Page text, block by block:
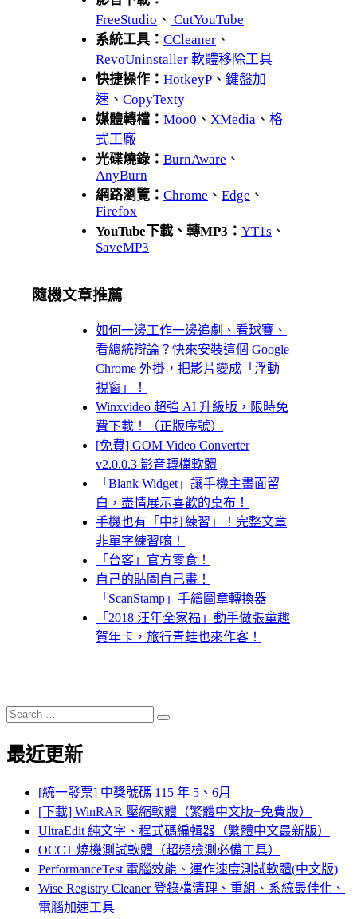
FreeStudio 、 CutYouTube
系統工具： CCleaner 、
RevoUninstaller 軟體移除工具
快捷操作： HotkeyP 、 鍵盤加
速 、 CopyTexty
媒體轉檔： Moo0 、 XMedia 、 格
式工廠
光碟燒錄： BurnAware 、
AnyBurn
網路瀏覽： Chrome 、 Edge 、
Firefox
YouTube下載、轉MP3： YT1s 、
SaveMP3
隨機文章推薦
如何一邊工作一邊追劇、看球賽、
看總統辯論？快來安裝這個 Google
Chrome 外掛，把影片變成「浮動
視窗」！
Winxvideo 超強 AI 升級版，限時免
費下載！（正版序號）
[免費] GOM Video Converter
v2.0.0.3 影音轉檔軟體
「Blank Widget」讓手機主畫面留
白，盡情展示喜歡的桌布！
手機也有「中打練習」！完整文章
非單字練習唷！
「台客」官方零食！
自己的貼圖自己畫！
「ScanStamp」手繪圖章轉換器
「2018 汪年全家福」動手做張童趣
賀年卡，旅行青蛙也來作客！
Search
for:
Search
最近更新
[統一發票] 中獎號碼 115 年 5、6月
[下載] WinRAR 壓縮軟體（繁體中文版+免費版）
UltraEdit 純文字、程式碼編輯器（繁體中文最新版）
OCCT 燒機測試軟體（超頻檢測必備工具）
PerformanceTest 電腦效能、運作速度測試軟體(中文版)
Wise Registry Cleaner 登錄檔清理、重組、系統最佳化、
電腦加速工具